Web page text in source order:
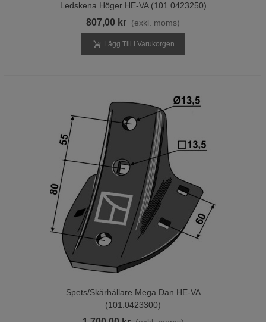
Ledskena Höger HE-VA (101.0423250)
807,00 kr (exkl. moms)
Lägg Till I Varukorgen
Spets/skärhållare Mega Dan HE-VA
(101.0423300)